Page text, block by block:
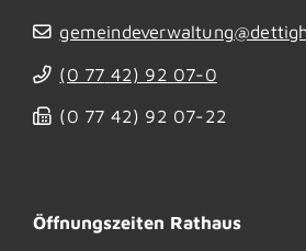
(0 77 42) 92 07-0
(0 77 42) 92 07-22
Öffnungszeiten Rathaus